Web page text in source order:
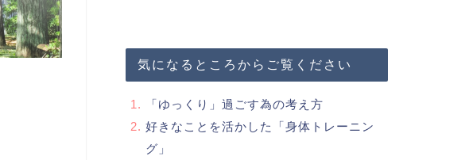
気になるところからご覧ください
「ゆっくり」過ごす為の考え方
好きなことを活かした「身体トレーニン
グ」